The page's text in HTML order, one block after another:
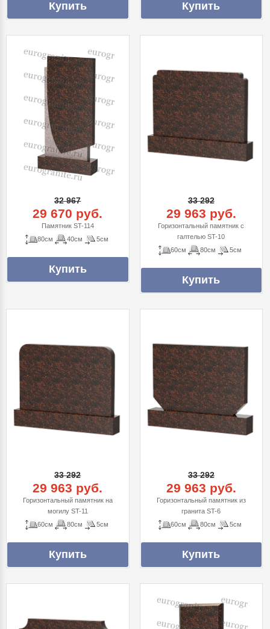
32 967
29 670 руб.
Памятник ST-114
80см
40см 5см
33 292
29 963 руб.
Горизонтальный памятник с
галтелью ST-10
60см
80см 5см
33 292
29 963 руб.
Горизонтальный памятник на
могилу ST-11
60см
80см 5см
33 292
29 963 руб.
Горизонтальный памятник из
гранита ST-6
60см
80см 5см